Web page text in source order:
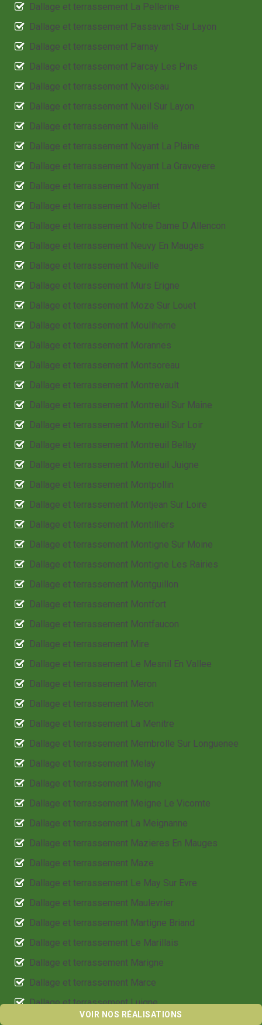
Dallage et terrassement La Pellerine
Dallage et terrassement Passavant Sur Layon
Dallage et terrassement Parnay
Dallage et terrassement Parcay Les Pins
Dallage et terrassement Nyoiseau
Dallage et terrassement Nueil Sur Layon
Dallage et terrassement Nuaille
Dallage et terrassement Noyant La Plaine
Dallage et terrassement Noyant La Gravoyere
Dallage et terrassement Noyant
Dallage et terrassement Noellet
Dallage et terrassement Notre Dame D Allencon
Dallage et terrassement Neuvy En Mauges
Dallage et terrassement Neuille
Dallage et terrassement Murs Erigne
Dallage et terrassement Moze Sur Louet
Dallage et terrassement Mouliherne
Dallage et terrassement Morannes
Dallage et terrassement Montsoreau
Dallage et terrassement Montrevault
Dallage et terrassement Montreuil Sur Maine
Dallage et terrassement Montreuil Sur Loir
Dallage et terrassement Montreuil Bellay
Dallage et terrassement Montreuil Juigne
Dallage et terrassement Montpollin
Dallage et terrassement Montjean Sur Loire
Dallage et terrassement Montilliers
Dallage et terrassement Montigne Sur Moine
Dallage et terrassement Montigne Les Rairies
Dallage et terrassement Montguillon
Dallage et terrassement Montfort
Dallage et terrassement Montfaucon
Dallage et terrassement Mire
Dallage et terrassement Le Mesnil En Vallee
Dallage et terrassement Meron
Dallage et terrassement Meon
Dallage et terrassement La Menitre
Dallage et terrassement Membrolle Sur Longuenee
Dallage et terrassement Melay
Dallage et terrassement Meigne
Dallage et terrassement Meigne Le Vicomte
Dallage et terrassement La Meignanne
Dallage et terrassement Mazieres En Mauges
Dallage et terrassement Maze
Dallage et terrassement Le May Sur Evre
Dallage et terrassement Maulevrier
Dallage et terrassement Martigne Briand
Dallage et terrassement Le Marillais
Dallage et terrassement Marigne
Dallage et terrassement Marce
Dallage et terrassement Luigne
VOIR NOS RÉALISATIONS